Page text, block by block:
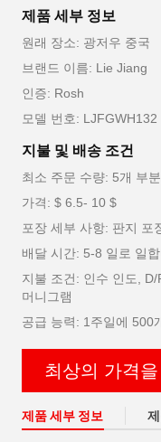
제품 세부 정보
원래 장소: 광저우 중국
브랜드 이름: Lie Jiang
인증: Rosh
모델 번호: LJFGWH132
지불 및 배송 조건
최소 주문 수량: 5개 부분
가격: $ 6.5- 10 $
포장 세부 사항: 판지 포
배달 시간: 5-8 일로 일
지불 조건: 인수 인도,
머니그램
공급 능력: 1주일에 500
최상의 가격
제품 세부 정보